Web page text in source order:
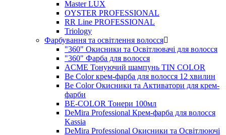
Master LUX
OYSTER PROFESSIONAL
RR Line PROFESSIONAL
Triology
Фарбування та освітлення волосся
"360" Окисники та Освітлювачі для волосся
"360" Фарба для волосся
ACME Тонуючий шампунь TIN COLOR
Be Color крем-фарба для волосся 12 хвилин
Be Color Окисники та Активатори для крем-
фарби
BE-COLOR Тонери 100мл
DeMira Professional Крем-фарба для волосся
Kassia
DeMira Professional Окисники та Освітлюючі